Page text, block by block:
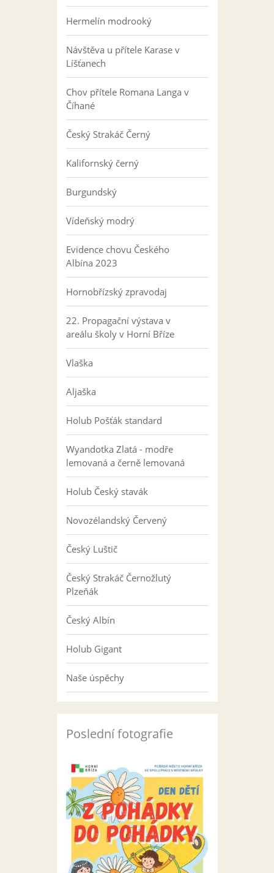
Hermelín modrooký
Návštěva u přítele Karase v
Líšťanech
Chov přítele Romana Langa v
Číhané
Český Strakáč Černý
Kalifornský černý
Burgundský
Vídeňský modrý
Evidence chovu Českého
Albína 2023
Hornobřízský zpravodaj
22. Propagační výstava v
areálu školy v Horní Bříze
Vlaška
Aljaška
Holub Pošťák standard
Wyandotka Zlatá - modře
lemovaná a černě lemovaná
Holub Český stavák
Novozélandský Červený
Český Luštič
Český Strakáč Černožlutý
Plzeňák
Český Albín
Holub Gigant
Naše úspěchy
Poslední fotografie